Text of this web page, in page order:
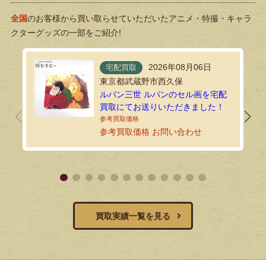
全国のお客様から買い取らせていただいたアニメ・特撮・キャラ
クターグッズの一部をご紹介!
宅配買取
2026年08月06日
東京都武蔵野市西久保
ルパン三世 ルパンのセル画を宅配
買取にてお送りいただきました！
参考買取価格 お問い合わせ
買取実績一覧を見る